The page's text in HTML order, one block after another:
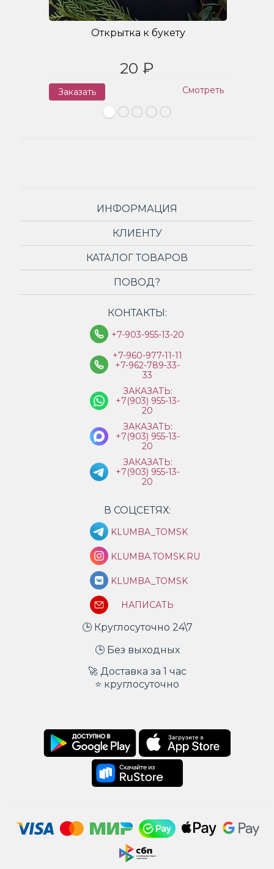
Открытка к букету
20 ₽
Заказать Смотреть
ИНФОРМАЦИЯ
КЛИЕНТУ
КАТАЛОГ ТОВАРОВ
ПОВОД?
КОНТАКТЫ:
+7-903-955-13-20
+7-960-977-11-11
+7-962-789-33-
33
ЗАКАЗАТЬ:
+7(903) 955-13-
20
ЗАКАЗАТЬ:
+7(903) 955-13-
20
ЗАКАЗАТЬ:
+7(903) 955-13-
20
В СОЦСЕТЯХ:
KLUMBA_TOMSK
KLUMBA.TOMSK.RU
KLUMBA_TOMSK
НАПИСАТЬ
🕒 Круглосуточно 24\7
🕒 Без выходных
🚀 Доставка за 1 час
⭐ круглосуточно